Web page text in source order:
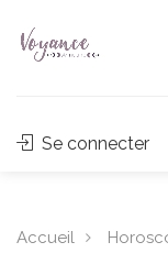
Se connecter
Accueil